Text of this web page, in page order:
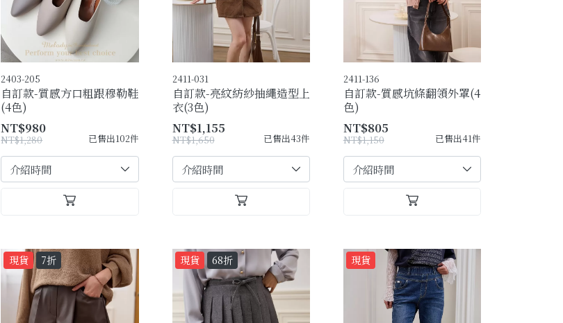
2403-205
自訂款-質感方口粗跟穆勒鞋
(4色)
NT$980
NT$1,280 已售出102件
2411-031
自訂款-亮紋紡紗抽繩造型上
衣(3色)
NT$1,155
NT$1,650 已售出43件
2411-136
自訂款-質感坑條翻領外罩(4
色)
NT$805
NT$1,150 已售出41件
現貨 7折 現貨 68折 現貨